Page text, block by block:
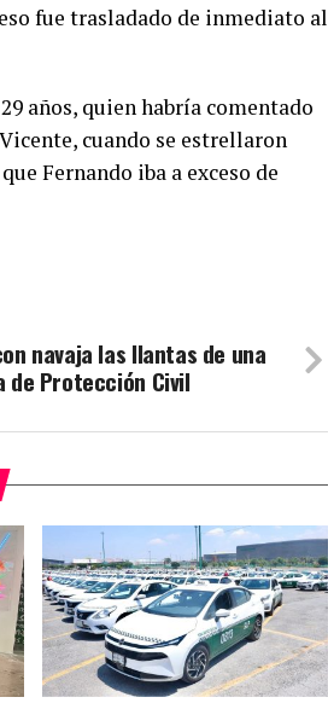
fue trasladado de inmediato al
años, quien habría comentado
cuando se estrellaron
Fernando iba a exceso de
navaja las llantas de una
de Protección Civil